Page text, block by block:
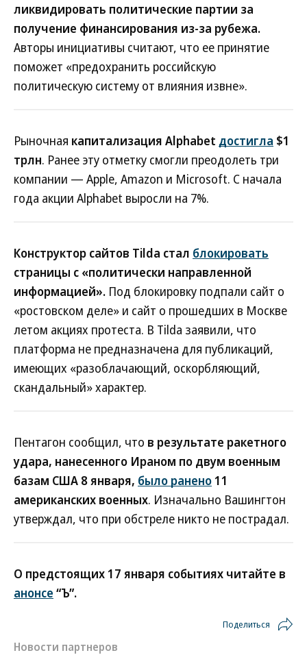
ликвидировать политические партии за
получение финансирования из-за рубежа.
Авторы инициативы считают, что ее принятие
поможет «предохранить российскую
политическую систему от влияния извне».
Рыночная капитализация Alphabet достигла $1
трлн. Ранее эту отметку смогли преодолеть три
компании — Apple, Amazon и Microsoft. С начала
года акции Alphabet выросли на 7%.
Конструктор сайтов Tilda стал блокировать
страницы с «политически направленной
информацией». Под блокировку подпали сайт о
«ростовском деле» и сайт о прошедших в Москве
летом акциях протеста. В Tilda заявили, что
платформа не предназначена для публикаций,
имеющих «разоблачающий, оскорбляющий,
скандальный» характер.
Пентагон сообщил, что в результате ракетного
удара, нанесенного Ираном по двум военным
базам США 8 января, было ранено11
американских военных. Изначально Вашингтон
утверждал, что при обстреле никто не пострадал.
О предстоящих 17 января событиях читайте в
анонсе “Ъ”.
Поделиться
Новости партнеров